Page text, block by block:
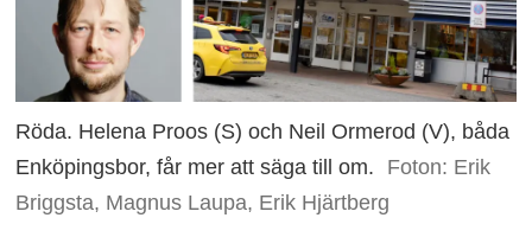
Röda. Helena Proos (S) och Neil Ormerod (V), båda
Enköpingsbor, får mer att säga till om.
Foton: Erik
Briggsta, Magnus Laupa, Erik Hjärtberg